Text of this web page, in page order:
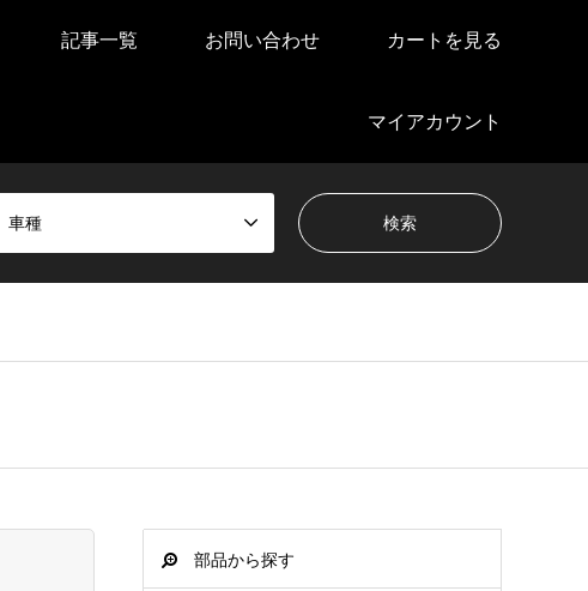
記事一覧 お問い合わせ カートを見る
マイアカウント
車種
部品から探す